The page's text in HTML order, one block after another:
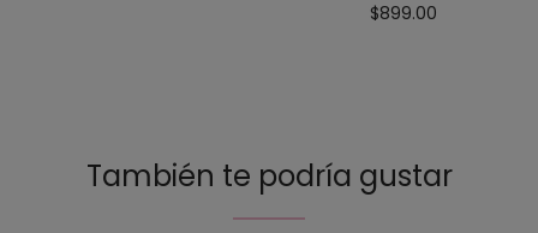
5.00
$899.00
También te podría gustar